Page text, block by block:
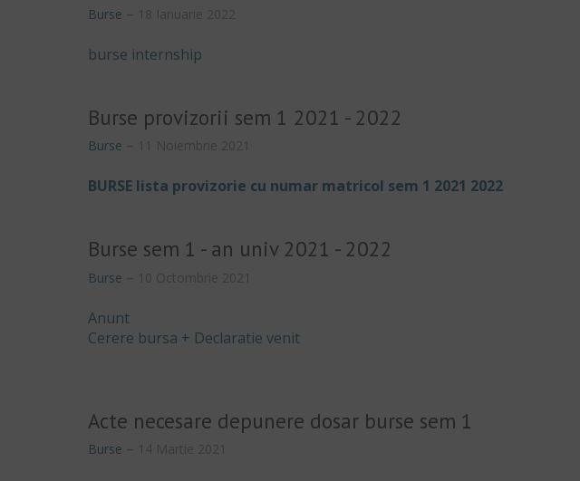
Burse
burse internship
Burse provizorii sem 1 2021 - 2022
Burse
BURSE lista provizorie cu numar matricol sem 1 2021 2022
Burse sem 1 - an univ 2021 - 2022
Burse
Anunt
Cerere bursa + Declaratie venit
Acte necesare depunere dosar burse sem 1
Burse